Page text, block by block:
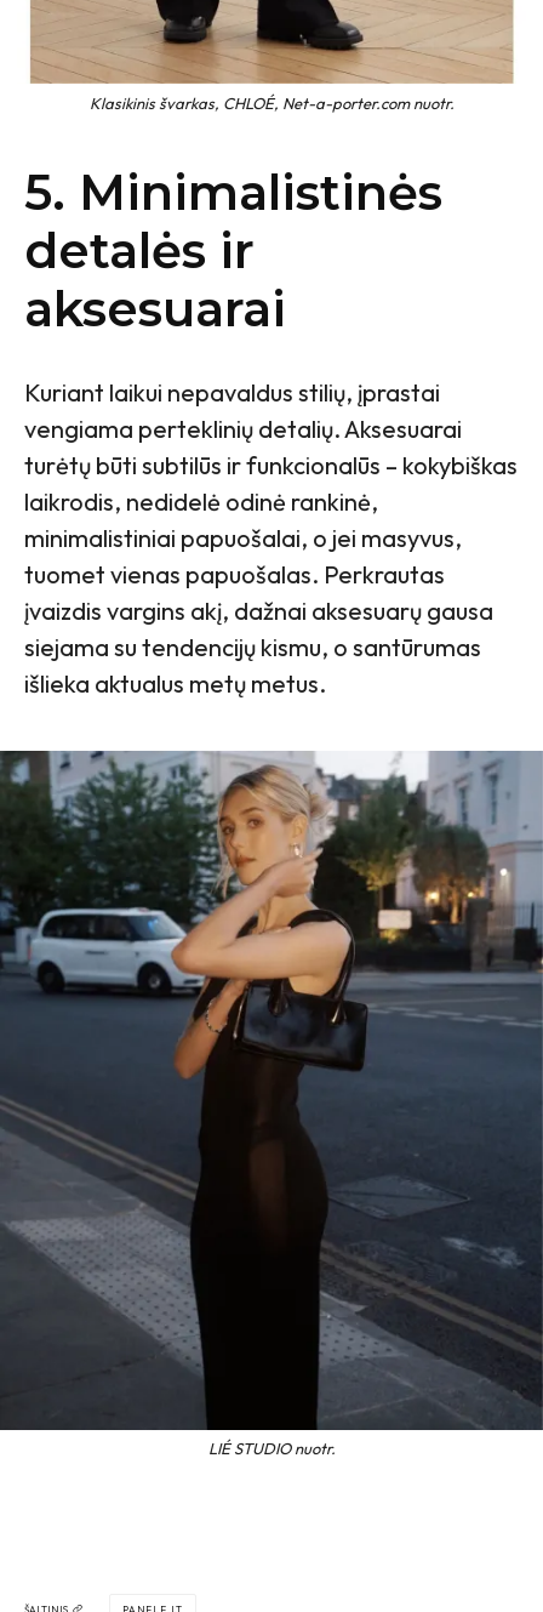
Klasikinis švarkas, CHLOÉ, Net-a-porter.com nuotr.
5. Minimalistinės
detalės ir
aksesuarai
Kuriant laikui nepavaldus stilių, įprastai
vengiama perteklinių detalių. Aksesuarai
turėtų būti subtilūs ir funkcionalūs – kokybiškas
laikrodis, nedidelė odinė rankinė,
minimalistiniai papuošalai, o jei masyvus,
tuomet vienas papuošalas. Perkrautas
įvaizdis vargins akį, dažnai aksesuarų gausa
siejama su tendencijų kismu, o santūrumas
išlieka aktualus metų metus.
LIÉ STUDIO nuotr.